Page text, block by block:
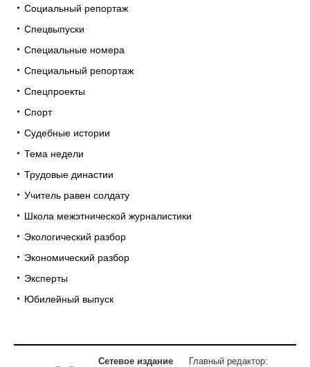
Социальный репортаж
Спецвыпуски
Специальные номера
Специальный репортаж
Спецпроекты
Спорт
Судебные истории
Тема недели
Трудовые династии
Учитель равен солдату
Школа межэтнической журналистики
Экологический разбор
Экономический разбор
Эксперты
Юбилейный выпуск
Сетевое издание Главный редактор: